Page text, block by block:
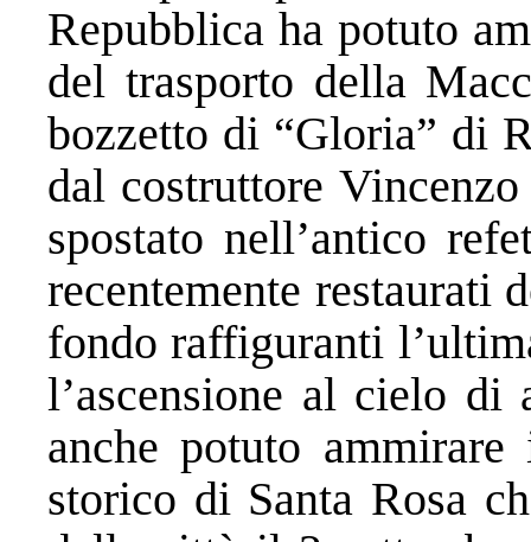
Repubblica ha potuto
del trasporto della
bozzetto di “Gloria” di
dal costruttore
spostato nell’antico
recentemente restaurati
fondo raffiguranti
l’ascensione al cielo
anche potuto
storico di Santa Rosa